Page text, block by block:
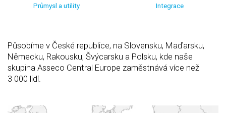
Průmysl a utility Integrace
Působíme v České republice, na Slovensku, Maďarsku,
Německu, Rakousku, Švýcarsku a Polsku, kde naše
skupina Asseco Central Europe zaměstnává více než
3 000 lidí.